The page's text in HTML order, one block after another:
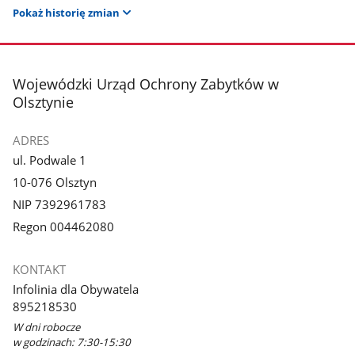
Pokaż historię zmian
stopka
Wojewódzki Urząd Ochrony Zabytków w
Olsztynie
ADRES
ul. Podwale 1
10-076 Olsztyn
NIP 7392961783
Regon 004462080
KONTAKT
Infolinia dla Obywatela
895218530
W dni robocze
w godzinach: 7:30-15:30